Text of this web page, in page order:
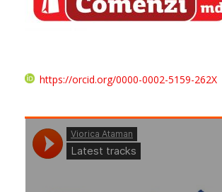
https://orcid.org/0000-0002-5159-262X